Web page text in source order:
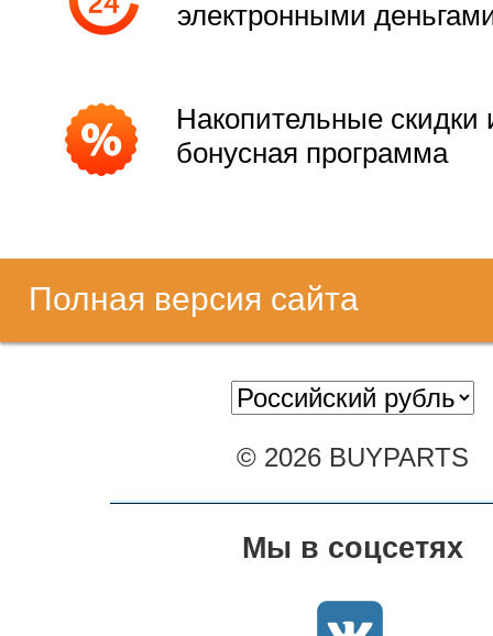
электронными
Накопительные скидки
бонусная программа
Полная версия сайта
© 2026 BUYPARTS
Мы в соцсетях